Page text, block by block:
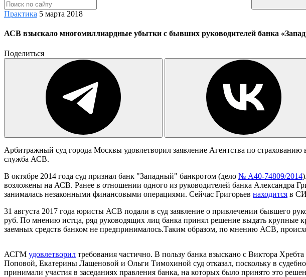
Практика 5 марта 2018
АСВ взыскало многомиллиардные убытки с бывших руководителей банка
Поделиться
Арбитражный суд города Москвы удовлетворил заявление Агентства по
служба АСВ.
В октябре 2014 года суд признал банк "Западный" банкротом (дело № А40-74809/2014
возложены на АСВ. Ранее в отношении одного из руководителей банка Александра
занималась незаконными финансовыми операциями. Сейчас Григорьев находится в
31 августа 2017 года юристы АСВ подали в суд заявление о привлечении бывшего
руб. По мнению истца, ряд руководящих лиц банка принял решение выдать крупные
заемных средств банком не предпринималось.Таким образом, по мнению АСВ,
АСГМ удовлетворил требования частично. В пользу банка взыскано с Виктора
Поповой, Екатерины Лащеновой и Ольги Тимохиной суд отказал, поскольку в
принимали участия в заседаниях правления банка, на которых было принято это